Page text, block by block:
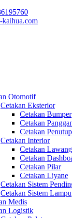
Otomotif
Cetakan Eksterior
Cetakan Bumper
Cetakan
Cetakan
Cetakan Interior
Cetakan
Cetakan
Cetakan Pilar
Cetakan Liyane
Cetakan Sistem
Cetakan Sistem Lampu
Medis
Logistik